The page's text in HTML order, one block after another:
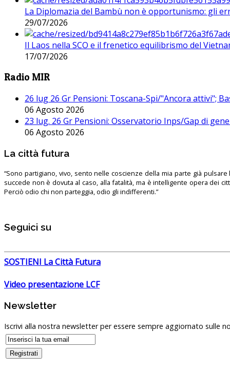
La Diplomazia del Bambù non è opportunismo: gli
29/07/2026
Il Laos nella SCO e il frenetico equilibrismo del
17/07/2026
Radio MIR
26 lug 26 Gr Pensioni: Toscana-Spi/"Ancora attivi";
06 Agosto 2026
23 lug. 26 Gr Pensioni: Osservatorio Inps/Gap di
06 Agosto 2026
La città futura
“Sono partigiano, vivo, sento nelle coscienze della mia parte già pulsare
succede non è dovuta al caso, alla fatalità, ma è intelligente opera dei
Perciò odio chi non parteggia, odio gli indifferenti.”
Seguici su
SOSTIENI La Città Futura
Video presentazione LCF
Newsletter
Iscrivi alla nostra newsletter per essere sempre aggiornato sulle